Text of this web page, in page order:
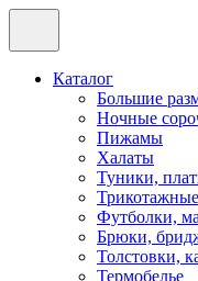
Каталог
Большие
Ночные
Пижамы
Халаты
Туники,
Футболки,
Брюки,
Толстовки,
Термобелье